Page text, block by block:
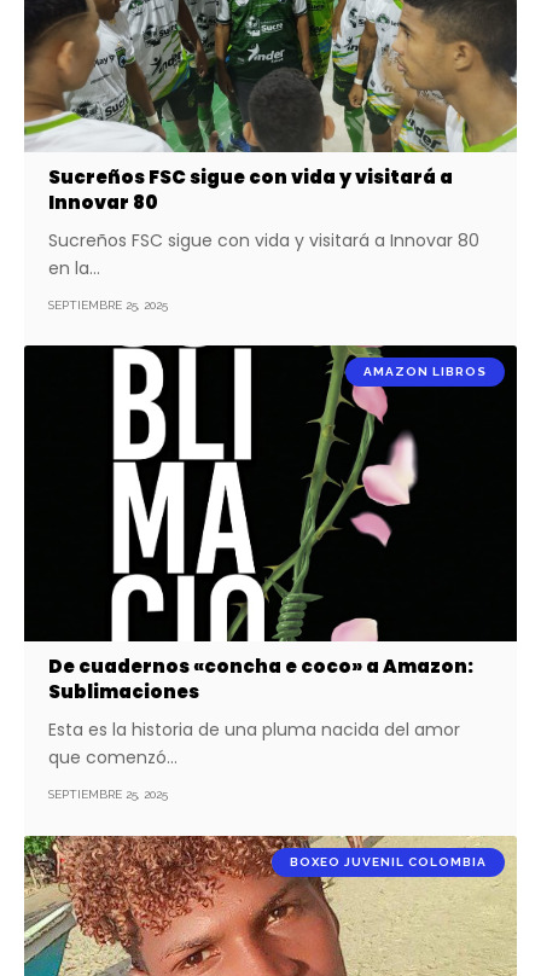
Sucreños FSC sigue con vida y visitará a
Innovar 80
Sucreños FSC sigue con vida y visitará a Innovar 80
en la…
SEPTIEMBRE 25, 2025
AMAZON LIBROS
De cuadernos «concha e coco» a Amazon:
Sublimaciones
Esta es la historia de una pluma nacida del amor
que comenzó…
SEPTIEMBRE 25, 2025
BOXEO JUVENIL COLOMBIA